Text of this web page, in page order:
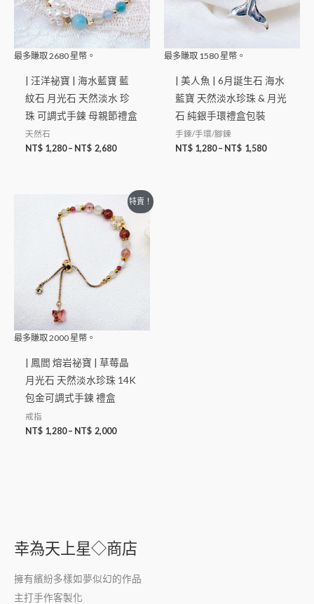
幸為天上星◇商店
擁有繽紛多樣如夢似幻的作品
主打手作客製化
最多賺取2680 星幣。
| 汪洋祕寶 | 海水藍寶 藍
紋石 月光石 天然淡水 珍
珠 可調式手鍊 母親節禮盒
天然石
NT$ 1,280– NT$ 2,680
最多賺取 1580 星幣。
| 美人魚 | 6月誕生石 海水
藍寶 天然淡水珍珠 & 月光
石 純銀手環禮盒包裝
手鍊/手環/腳鍊
NT$ 1,280– NT$ 1,580
特賣！
最多賺取2000 星幣。
| 鳳閻 熔岩祕寶 | 草莓晶
月光石 天然淡水珍珠 14K
包金可調式手鍊 禮盒
戒指
NT$ 1,280– NT$ 2,000